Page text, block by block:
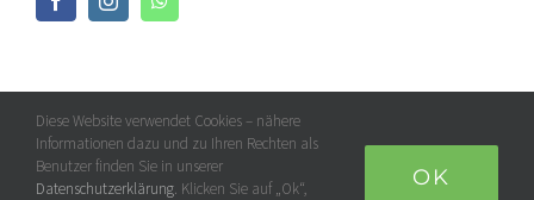
Diese Website verwendet Cookies – nähere
Informationen dazu und zu Ihren Rechten als
Benutzer finden Sie in unserer
Datenschutzerklärung. Klicken Sie auf „Ok“, OK